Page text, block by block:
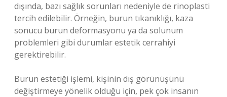
dışında, bazı sağlık sorunları nedeniyle de rinoplasti
tercih edilebilir. Örneğin, burun tıkanıklığı, kaza
sonucu burun deformasyonu ya da solunum
problemleri gibi durumlar estetik cerrahiyi
gerektirebilir.
Burun estetiği işlemi, kişinin dış görünüşünü
değiştirmeye yönelik olduğu için, pek çok insanın